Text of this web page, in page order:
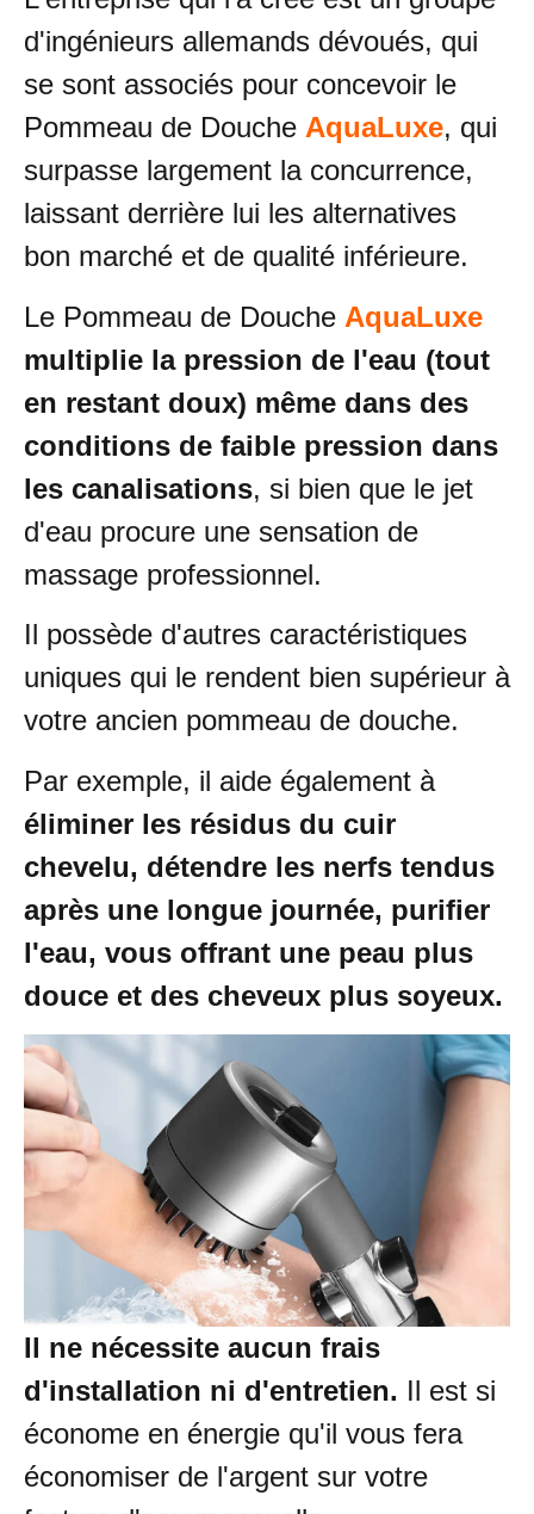
d'ingénieurs allemands dévoués, qui
se sont associés pour concevoir le
Pommeau de Douche AquaLuxe, qui
surpasse largement la concurrence,
laissant derrière lui les alternatives
bon marché et de qualité inférieure.
Le Pommeau de Douche AquaLuxe
multiplie la pression de l'eau (tout
en restant doux) même dans des
conditions de faible pression dans
les canalisations, si bien que le jet
d'eau procure une sensation de
massage professionnel.
Il possède d'autres caractéristiques
uniques qui le rendent bien supérieur à
votre ancien pommeau de douche.
Par exemple, il aide également à
éliminer les résidus du cuir
chevelu, détendre les nerfs tendus
après une longue journée, purifier
l'eau, vous offrant une peau plus
douce et des cheveux plus soyeux.
Il ne nécessite aucun frais
d'installation ni d'entretien. Il est si
économe en énergie qu'il vous fera
économiser de l'argent sur votre